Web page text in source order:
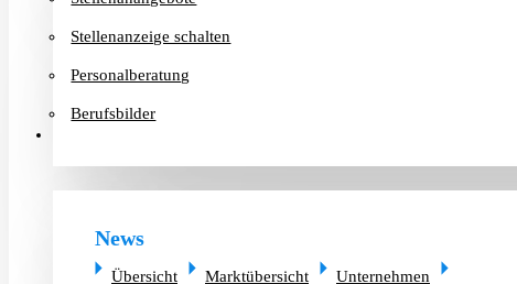
Stellenanzeige schalten
Personalberatung
Berufsbilder
News
Übersicht Marktübersicht
Unternehmen